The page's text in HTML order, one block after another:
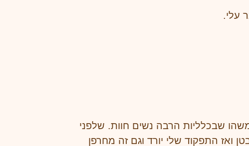
עלי.
שבכלליות הרבה נשים חוות. שלפני
ואז התפקוד שלי יורד וגם זה מחרפן